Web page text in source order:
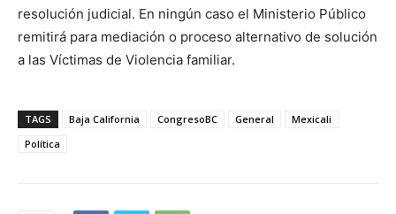
resolución judicial. En ningún caso el Ministerio Público
remitirá para mediación o proceso alternativo de solución
a las Víctimas de Violencia familiar.
TAGS Baja California CongresoBC General
Mexicali
Política